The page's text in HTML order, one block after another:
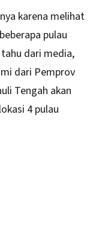
karena melihat
pulau
dari media,
dari Pemprov
Tengah akan
4 pulau